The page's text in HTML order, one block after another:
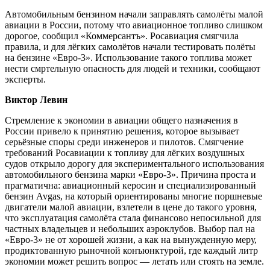
Автомобильным бензином начали заправлять самолёты малой
авиации в России, потому что авиационное топливо слишком
дорогое, сообщил «Коммерсантъ». Росавиация смягчила
правила, и для лёгких самолётов начали тестировать полёты
на бензине «Евро-3». Использование такого топлива может
нести смртельную опасность для людей и техники, сообщают
эксперты.
Виктор Левин
Стремление к экономии в авиации общего назначения в
России привело к принятию решения, которое вызывает
серьёзные споры среди инженеров и пилотов. Смягчение
требований Росавиации к топливу для лёгких воздушных
судов открыло дорогу для экспериментального использования
автомобильного бензина марки «Евро-3». Причина проста и
прагматична: авиационный керосин и специализированный
бензин Avgas, на который ориентированы многие поршневые
двигатели малой авиации, взлетели в цене до такого уровня,
что эксплуатация самолёта стала финансово непосильной для
частных владельцев и небольших аэроклубов. Выбор пал на
«Евро-3» не от хорошей жизни, а как на вынужденную меру,
продиктованную рыночной конъюнктурой, где каждый литр
экономии может решить вопрос — летать или стоять на земле.